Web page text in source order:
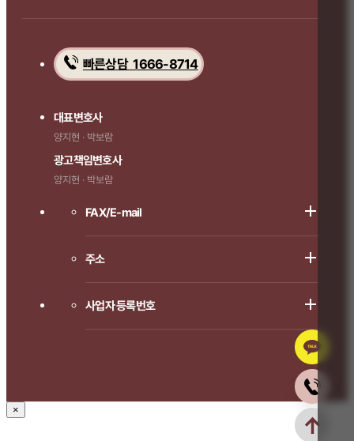
빠른상담 1666-8714
대표변호사
양지현 · 박보람
광고책임변호사
양지현 · 박보람
FAX/E-mail
주소
사업자 등록번호
×